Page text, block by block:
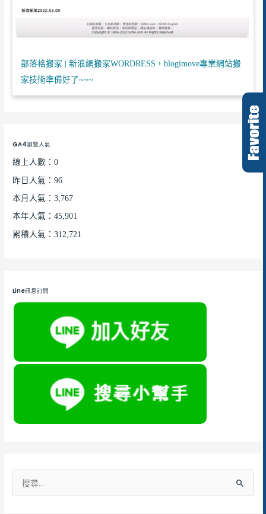
部落格搬家 | 新浪網搬家WORDRESS，blogimove專業網站搬
家技術準備好了~~~
GA4瀏覽人氣
線上人數：0
昨日人氣：96
本月人氣：3,767
本年人氣：45,901
累積人氣：312,721
Line訊息訂閱